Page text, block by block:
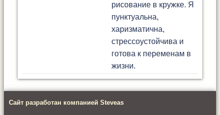
рисование в кружке. Я
пунктуальна,
харизматична,
стрессоустойчива и
готова к переменам в
жизни.
Сайт разработан компанией Steveas